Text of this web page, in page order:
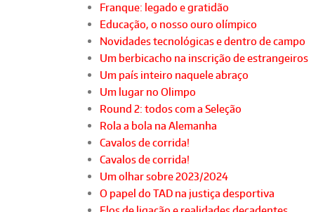
Franque: legado e gratidão
Educação, o nosso ouro olímpico
Novidades tecnológicas e dentro de campo
Um berbicacho na inscrição de estrangeiros
Um país inteiro naquele abraço
Um lugar no Olimpo
Round 2: todos com a Seleção
Rola a bola na Alemanha
Cavalos de corrida!
Cavalos de corrida!
Um olhar sobre 2023/2024
O papel do TAD na justiça desportiva